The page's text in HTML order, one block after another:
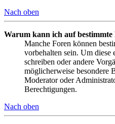
Nach oben
Warum kann ich auf
Manche Foren können
vorbehalten sein. Um diese
schreiben oder andere
möglicherweise besondere
Moderator oder
Berechtigungen.
Nach oben